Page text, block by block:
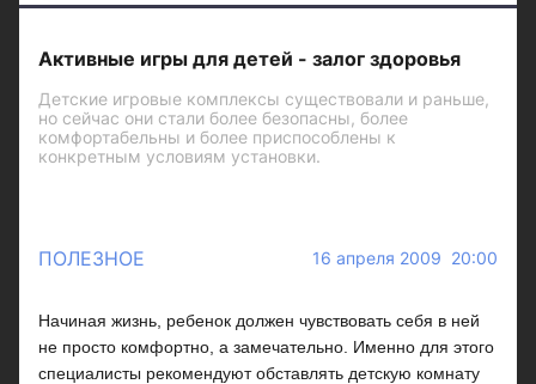
Активные игры для детей - залог здоровья
Детские игровые комплексы существовали и раньше,
но сейчас они стали более безопасны, более
комфортабельны и более приспособлены к
конкретным условиям установки.
ПОЛЕЗНОЕ 16 апреля 2009 20:00
Начиная жизнь, ребенок должен чувствовать себя в ней
не просто комфортно, а замечательно. Именно для этого
специалисты рекомендуют обставлять детскую комнату